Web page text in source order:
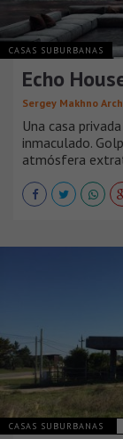
CASAS SUBURBANAS
Echo
Sergey Makhno
Una casa
inmaculado.
atmósfera
CASAS SUBURBANAS